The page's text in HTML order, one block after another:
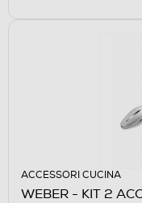
ACCESSORI CUCINA
WEBER - KIT 2